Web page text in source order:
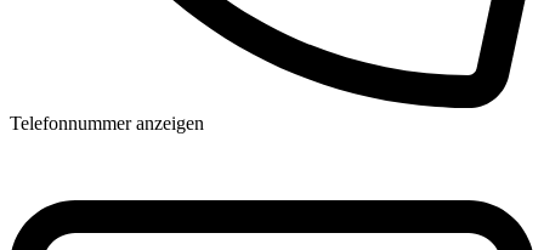
Telefonnummer anzeigen